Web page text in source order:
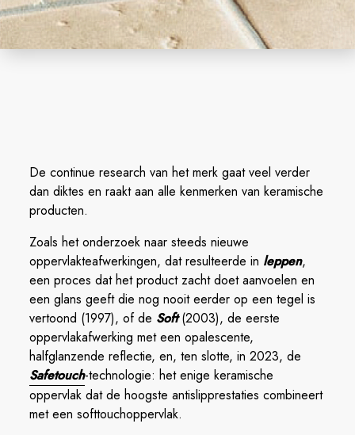
De continue research van het merk gaat veel verder
dan diktes en raakt aan alle kenmerken van keramische
producten.
Zoals het onderzoek naar steeds nieuwe
oppervlakteafwerkingen, dat resulteerde in leppen,
een proces dat het product zacht doet aanvoelen en
een glans geeft die nog nooit eerder op een tegel is
vertoond (1997), of de Soft(2003), de eerste
oppervlakafwerking met een opalescente,
halfglanzende reflectie, en, ten slotte, in 2023, de
Safetouch-technologie: het enige keramische
oppervlak dat de hoogste antislipprestaties combineert
met een softtouchoppervlak.